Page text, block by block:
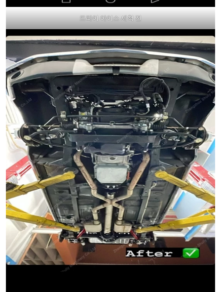
드라이 아이스 세척 전